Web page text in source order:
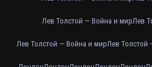
Лев Толстой — Война и мирЛев
Лев Толстой — Война и мирЛев Толстой